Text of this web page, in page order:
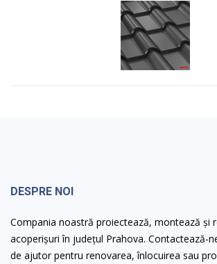
DESPRE NOI
Compania noastră proiectează, montează și
acoperișuri în județul Prahova. Contactează-
de ajutor pentru renovarea, înlocuirea sau